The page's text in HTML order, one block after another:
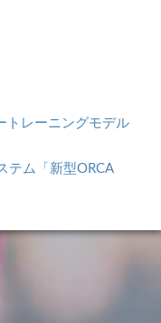
トレーニングモデル
テム「新型ORCA